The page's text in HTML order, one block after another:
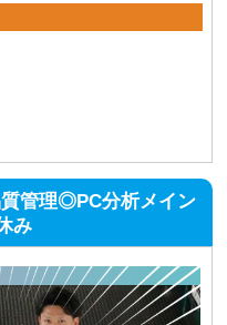
質管理◎PC分析メイン
み